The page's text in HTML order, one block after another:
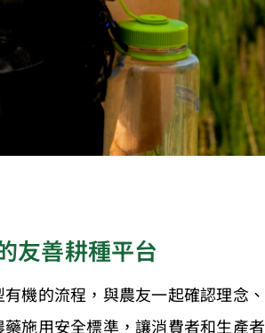
友善耕種平台
機的流程，與農友一起確認理念、
施用安全標準，讓消費者和生產者